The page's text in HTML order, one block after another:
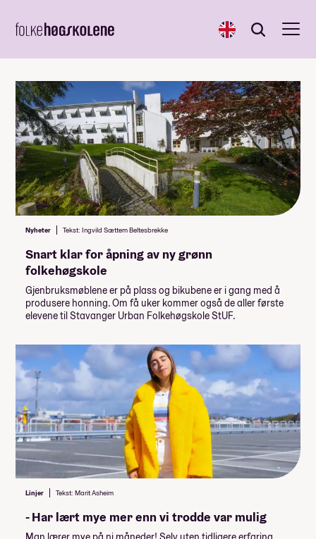
English Søk
Søk
Nyheter Tekst: Ingvild Sættem Beltesbrekke
Snart klar for åpning av ny grønn
folkehøgskole
Gjenbruksmøblene er på plass og bikubene er i gang med å
produsere honning. Om få uker kommer også de aller første
elevene til Stavanger Urban Folkehøgskole StUF.
Linjer Tekst: Marit Asheim
- Har lært mye mer enn vi trodde var mulig